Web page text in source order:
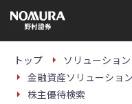
の
ー
トップ
ソリューショ
金融資産ソリューション
株主優待検索